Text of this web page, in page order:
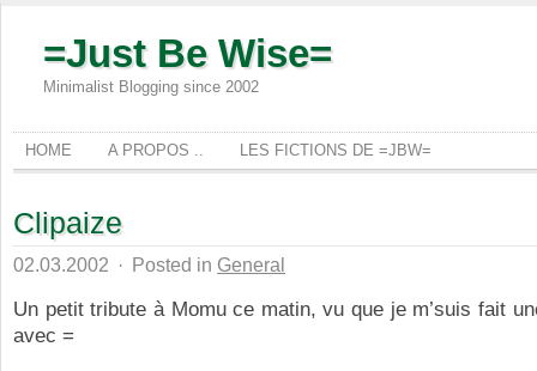
=Just Be Wise=
Minimalist Blogging since 2002
HOME A PROPOS .. LES FICTIONS DE =JBW=
Clipaize
02.03.2002 · Posted in General
Un petit tribute à Momu ce matin, vu que je m’suis fait
avec =